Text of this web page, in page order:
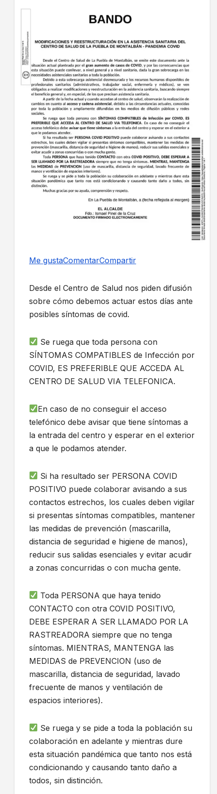
Me gustaComentarCompartir
Desde el Centro de Salud nos piden difusión
sobre cómo debemos actuar estos días ante
posibles síntomas de covid.
Se ruega que toda persona con
SÍNTOMAS COMPATIBLES de Infección por
COVID, ES PREFERIBLE QUE ACCEDA AL
CENTRO DE SALUD VIA TELEFONICA.
En caso de no conseguir el acceso
telefónico debe avisar que tiene síntomas a
la entrada del centro y esperar en el exterior
a que le podamos atender.
Si ha resultado ser PERSONA COVID
POSITIVO puede colaborar avisando a sus
contactos estrechos, los cuales deben vigilar
si presentas síntomas compatibles, mantener
las medidas de prevención (mascarilla,
distancia de seguridad e higiene de manos),
reducir sus salidas esenciales y evitar acudir
a zonas concurridas o con mucha gente.
Toda PERSONA que haya tenido
CONTACTO con otra COVID POSITIVO,
DEBE ESPERAR A SER LLAMADO POR LA
RASTREADORA siempre que no tenga
síntomas. MIENTRAS, MANTENGA las
MEDIDAS de PREVENCION (uso de
mascarilla, distancia de seguridad, lavado
frecuente de manos y ventilación de
espacios interiores).
Se ruega y se pide a toda la población su
colaboración en adelante y mientras dure
esta situación pandémica que tanto nos está
condicionando y causando tanto daño a
todos, sin distinción.